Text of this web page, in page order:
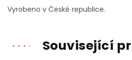
Vyrobeno v České republice.
Související